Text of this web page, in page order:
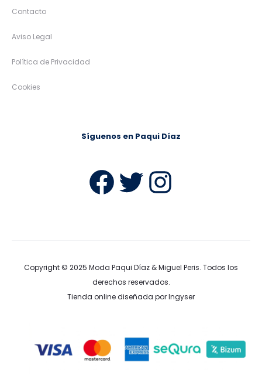
Contacto
Aviso Legal
Política de Privacidad
Cookies
Síguenos en Paqui Díaz
Facebook
Twitter
Copyright © 2025 Moda Paqui Díaz & Miguel Peris. Todos los
derechos reservados.
Tienda online diseñada por Ingyser